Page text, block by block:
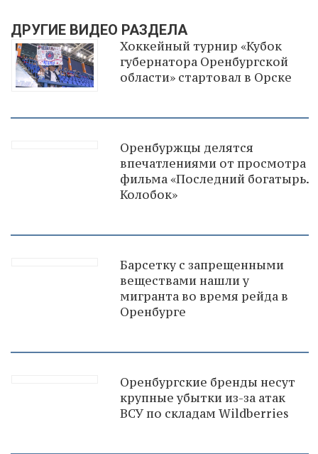
ДРУГИЕ ВИДЕО РАЗДЕЛА
Хоккейный турнир «Кубок
губернатора Оренбургской
области» стартовал в Орске
Оренбуржцы делятся
впечатлениями от просмотра
фильма «Последний богатырь.
Колобок»
Барсетку с запрещенными
веществами нашли у
мигранта во время рейда в
Оренбурге
Оренбургские бренды несут
крупные убытки из-за атак
ВСУ по складам Wildberries